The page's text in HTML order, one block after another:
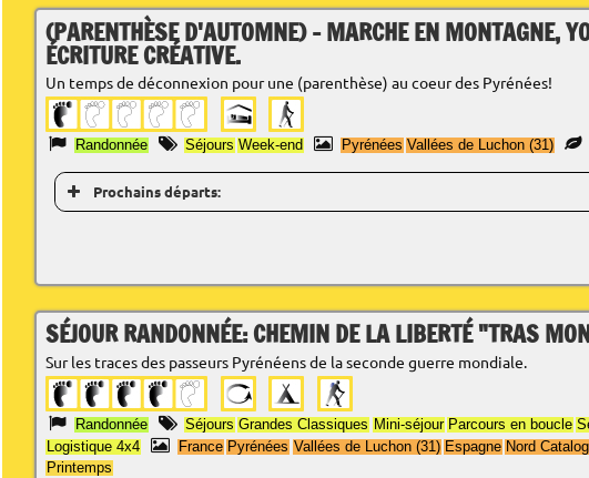
(PARENTHÈSE D'AUTOMNE) - MARCHE EN MONTAGNE,
ÉCRITURE CRÉATIVE.
Un temps de déconnexion pour une (parenthèse) au coeur des Pyrénées!
Randonnée Séjours Week-end Pyrénées Vallées de Luchon (31)
Prochains départs:
SÉJOUR RANDONNÉE: CHEMIN DE LA LIBERTÉ "TRAS
Sur les traces des passeurs Pyrénéens de la seconde guerre mondiale.
Randonnée Séjours Grandes Classiques Mini-séjour Parcours en boucle
Logistique 4x4
France Pyrénées Vallées de Luchon (31) Espagne Nord
Printemps